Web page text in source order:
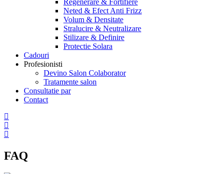
Regenerare & Fortifiere
Neted & Efect Anti Frizz
Volum & Densitate
Stralucire & Neutralizare
Stilizare & Definire
Protectie Solara
Cadouri
Profesionisti
Devino Salon Colaborator
Tratamente salon
Consultatie par
Contact
FAQ